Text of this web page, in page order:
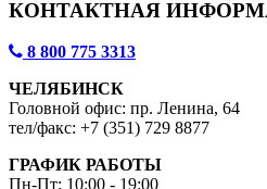
КОНТАКТНАЯ
8 800 775 3313
ЧЕЛЯБИНСК
Головной офис: пр. Ленина, 64
тел/факс: +7 (351) 729 8877
ГРАФИК РАБОТЫ
Пн-Пт: 10:00 - 19:00